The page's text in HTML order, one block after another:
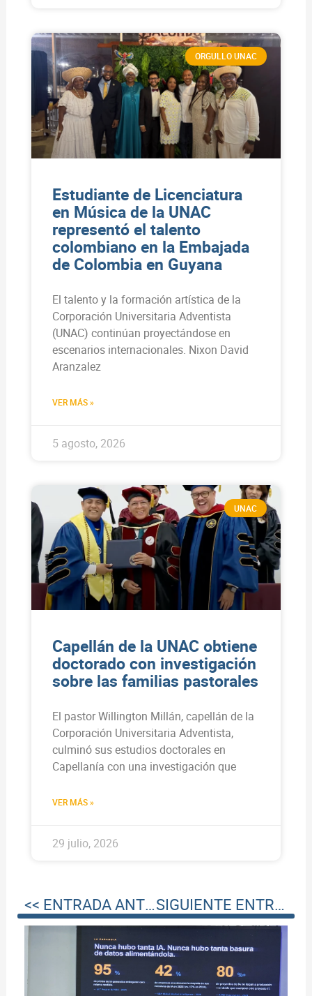
ORGULLO UNAC
Estudiante de Licenciatura
en Música de la UNAC
representó el talento
colombiano en la Embajada
de Colombia en Guyana
El talento y la formación artística de la
Corporación Universitaria Adventista
(UNAC) continúan proyectándose en
escenarios internacionales. Nixon David
Aranzalez
VER MÁS »
5 agosto, 2026
UNAC
Capellán de la UNAC obtiene
doctorado con investigación
sobre las familias pastorales
El pastor Willington Millán, capellán de la
Corporación Universitaria Adventista,
culminó sus estudios doctorales en
Capellanía con una investigación que
VER MÁS »
29 julio, 2026
<< ENTRADA ANTERIOR SIGUIENTE ENTRADA >>